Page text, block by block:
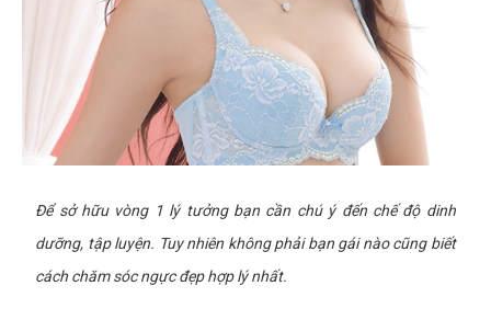
Để sở hữu vòng 1 lý tưởng bạn cần chú ý đến chế độ dinh
dưỡng, tập luyện. Tuy nhiên không phải bạn gái nào cũng biết
cách chăm sóc ngực đẹp hợp lý nhất.